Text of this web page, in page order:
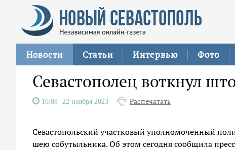
Новости Статьи Интервью Фото
Севастополец воткнул
16:08 22 ноября 2023 Распечатать
Севастопольский участковый уполномоченный
шею собутыльника. Об этом сегодня сообщила